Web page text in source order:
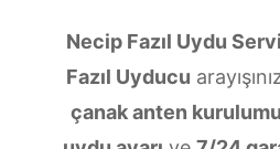
Necip Fazıl Uydu
Fazıl Uyducu
çanak anten kurulumu